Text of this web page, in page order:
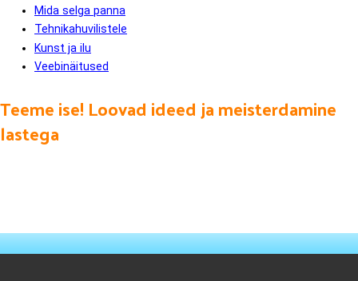
Mida selga panna
Tehnikahuvilistele
Kunst ja ilu
Veebinäitused
Teeme ise! Loovad ideed ja meisterdamine
lastega